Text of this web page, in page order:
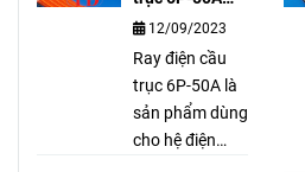
DOSU, …
thương hiệu nổi
tiếng và được
khách hàng
đánh giá cao về
mặt chất
dùng cho hệ
điện gì?
12/09/2023
Ray điện cầu
trục 6P-50A là
sản phẩm dùng
cho hệ điện